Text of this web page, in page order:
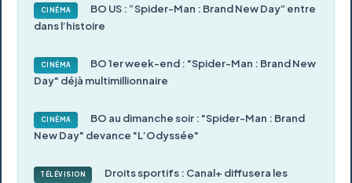
CINÉMA
BO US : “Spider-Man : Brand New Day” entre
dans l’histoire
CINÉMA
BO 1er week-end : "Spider-Man : Brand New
Day" déjà multimillionnaire
CINÉMA
BO au dimanche soir : "Spider-Man : Brand
New Day" devance "L’Odyssée"
TÉLÉVISION
Droits sportifs : Canal+ diffusera les